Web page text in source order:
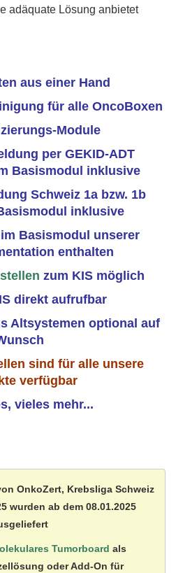
adäquate Lösung anbietet
aus einer Hand
für alle OncoBoxen
Module
per GEKID-ADT
Basismodul inklusive
Schweiz 1a bzw. 1b
inklusive
Basismodul unserer
enthalten
zum KIS möglich
direkt aufrufbar
Altsystemen optional auf
sind für alle unsere
verfügbar
vieles mehr...
OnkoZert, Krebsliga Schweiz
wurden ab dem 08.01.2025
Tumorboard als
oder Add-On für